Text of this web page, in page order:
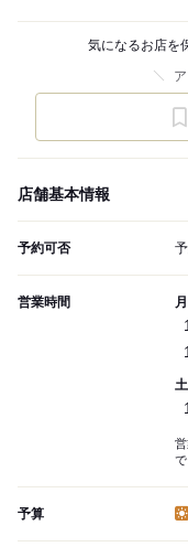
気になるお店を
店舗基本情報
予約可否
営業時間
予算